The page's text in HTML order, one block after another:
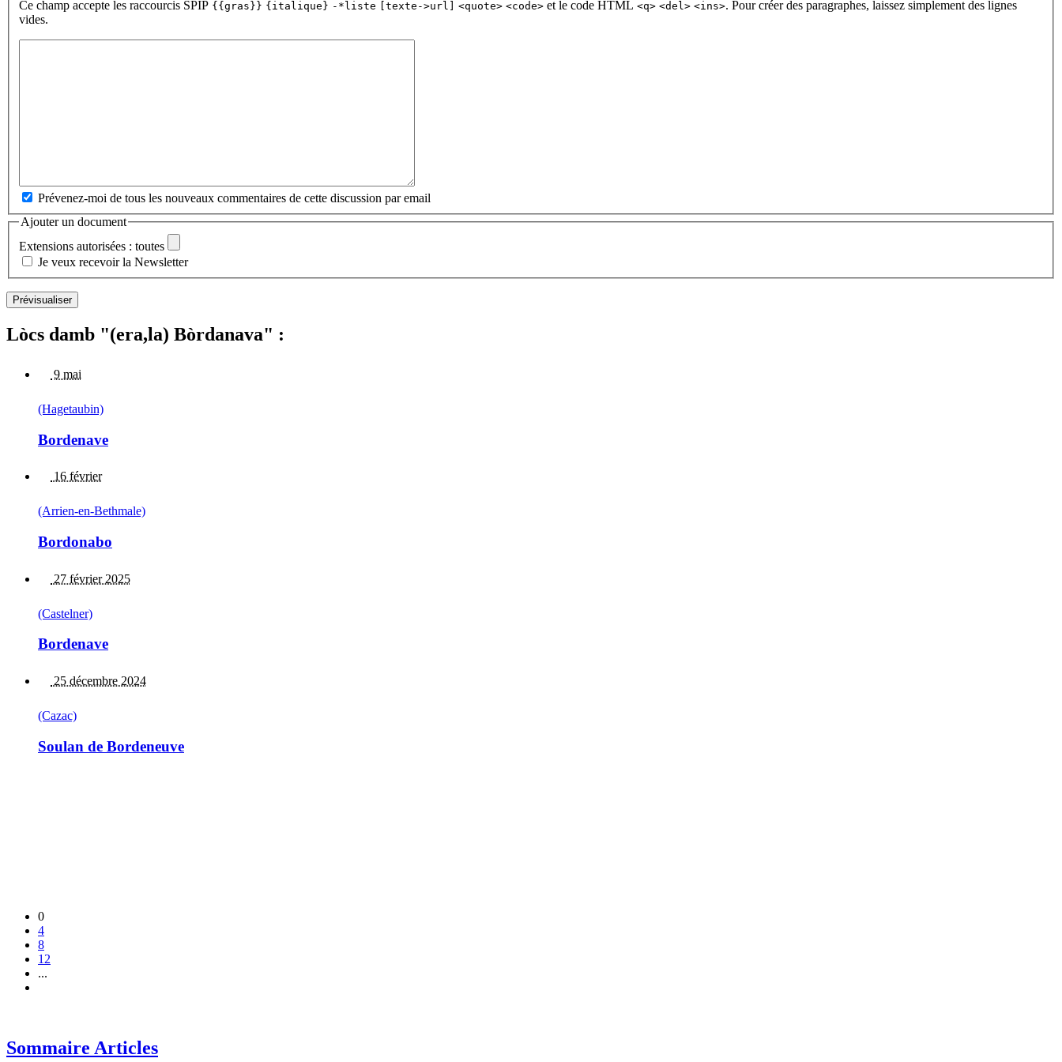
Ce champ accepte les raccourcis SPIP {{gras}} {italique} -*liste [texte->url] <quote> <code> et le code HTML <q> <del> <ins>. Pour créer des paragraphes, laissez simplement des lignes
vides.
Prévenez-moi de tous les nouveaux commentaires de cette discussion par email
Ajouter un document
Extensions autorisées : toutes
Je veux recevoir la Newsletter
Lòcs damb "(era,la) Bòrdanava" :
9 mai
(Hagetaubin)
Bordenave
16 février
(Arrien-en-Bethmale)
Bordonabo
27 février 2025
(Castelner)
Bordenave
25 décembre 2024
(Cazac)
Soulan de Bordeneuve
0
4
8
12
...
Sommaire Articles